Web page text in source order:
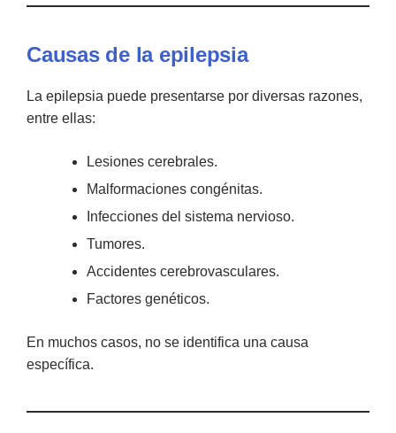
Causas de la epilepsia
La epilepsia puede presentarse por diversas razones,
entre ellas:
Lesiones cerebrales.
Malformaciones congénitas.
Infecciones del sistema nervioso.
Tumores.
Accidentes cerebrovasculares.
Factores genéticos.
En muchos casos, no se identifica una causa
específica.